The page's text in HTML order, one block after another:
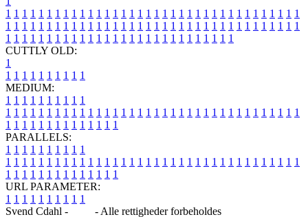
1 1 1 1 1 1 1 1 1 1 1 1 1 1 1 1 1 1 1 1 1 1 1 1 1 1 1 1 1 1 1 1 1 1 1 1
1 1 1 1 1 1 1 1 1 1 1 1 1 1 1 1 1 1 1 1 1 1 1 1 1 1 1 1 1 1 1 1 1 1 1 1
1 1 1 1 1 1 1 1 1 1 1 1 1 1 1 1 1 1 1 1 1 1 1 1 1 1 1 1
CUTTLY OLD:
1
1 1 1 1 1 1 1 1 1 1
MEDIUM:
1 1 1 1 1 1 1 1 1 1
1 1 1 1 1 1 1 1 1 1 1 1 1 1 1 1 1 1 1 1 1 1 1 1 1 1 1 1 1 1 1 1 1 1 1 1
1 1 1 1 1 1 1 1 1 1 1 1 1 1
PARALLELS:
1 1 1 1 1 1 1 1 1 1
1 1 1 1 1 1 1 1 1 1 1 1 1 1 1 1 1 1 1 1 1 1 1 1 1 1 1 1 1 1 1 1 1 1 1 1
1 1 1 1 1 1 1 1 1 1 1 1 1 1
URL PARAMETER:
1 1 1 1 1 1 1 1 1 1
Svend Cdahl -
- Alle rettigheder forbeholdes